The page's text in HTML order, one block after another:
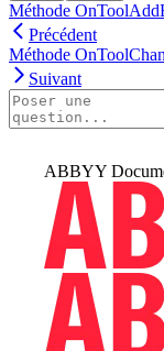
Méthode
Précédent
Méthode
Suivant
ABBYY